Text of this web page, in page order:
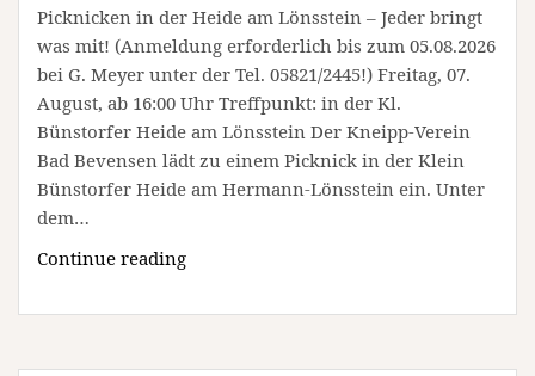
Picknicken in der Heide am Lönsstein – Jeder bringt
was mit! (Anmeldung erforderlich bis zum 05.08.2026
bei G. Meyer unter der Tel. 05821/2445!) Freitag, 07.
August, ab 16:00 Uhr Treffpunkt: in der Kl.
Bünstorfer Heide am Lönsstein Der Kneipp-Verein
Bad Bevensen lädt zu einem Picknick in der Klein
Bünstorfer Heide am Hermann-Lönsstein ein. Unter
dem…
Continue readingPicknicken
der
am